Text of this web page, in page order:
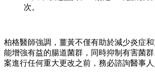
次。
柏格醫師強調，薑黃不僅有助於減少炎症
能增強有益的腸道菌群，同時抑制有害菌
案進行任何重大更改之前，務必諮詢醫事人